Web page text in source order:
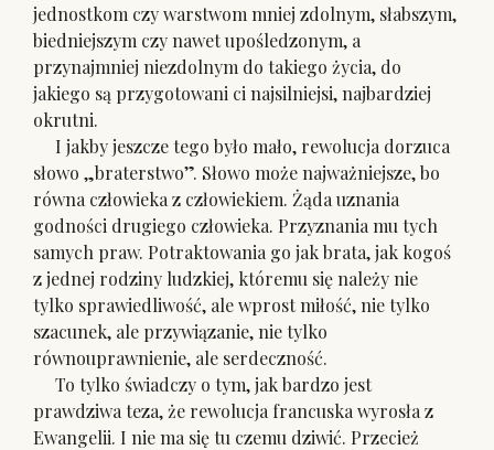
jednostkom czy warstwom mniej zdolnym, słabszym,
biedniejszym czy nawet upośledzonym, a
przynajmniej niezdolnym do takiego życia, do
jakiego są przygotowani ci najsilniejsi, najbardziej
okrutni.
I jakby jeszcze tego było mało, rewolucja dorzuca
słowo „braterstwo”. Słowo może najważniejsze, bo
równa człowieka z człowiekiem. Żąda uznania
godności drugiego człowieka. Przyznania mu tych
samych praw. Potraktowania go jak brata, jak kogoś
z jednej rodziny ludzkiej, któremu się należy nie
tylko sprawiedliwość, ale wprost miłość, nie tylko
szacunek, ale przywiązanie, nie tylko
równouprawnienie, ale serdeczność.
To tylko świadczy o tym, jak bardzo jest
prawdziwa teza, że rewolucja francuska wyrosła z
Ewangelii. I nie ma się tu czemu dziwić. Przecież